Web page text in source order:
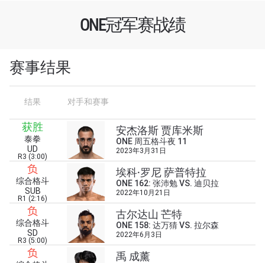
ONE冠军赛战绩
赛事结果
结果 对手和赛事
获胜
泰拳
UD
R3 (3:00)
安杰洛斯 贾库米斯
ONE 周五格斗夜 11
2023年3月31日
负
综合格斗
SUB
R1 (2:16)
埃科·罗尼 萨普特拉
ONE 162: 张沛勉 VS. 迪贝拉
2022年10月21日
负
综合格斗
SD
R3 (5:00)
古尔达山 芒特
ONE 158: 达万猜 VS. 拉尔森
2022年6月3日
负 禹 成薰
查看集锦
浏览了解更多
在任何地域观看ONE冠军赛，现在注册获得权限了
解最新资讯、解锁特别福利以及优先机遇获得直播
场次的最佳座位！
邮箱
名字